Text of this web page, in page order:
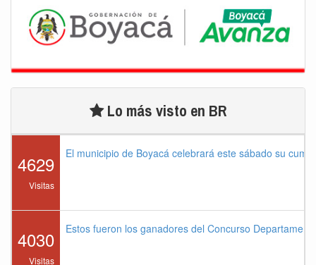
Lo más visto en BR
4629
Visitas
El municipio de Boyacá celebrará este sábado su
4030
Visitas
Estos fueron los ganadores del Concurso